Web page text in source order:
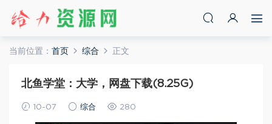
当前位置： 首页 综合 正文
北鱼学堂：大学，网盘下载(8.25G)
10-07 综合 280